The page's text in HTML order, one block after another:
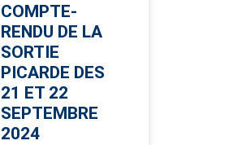
COMPTE-
RENDU DE LA
SORTIE
PICARDE DES
21 ET 22
SEPTEMBRE
2024